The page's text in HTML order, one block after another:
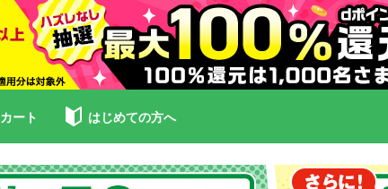
カート はじめての方へ